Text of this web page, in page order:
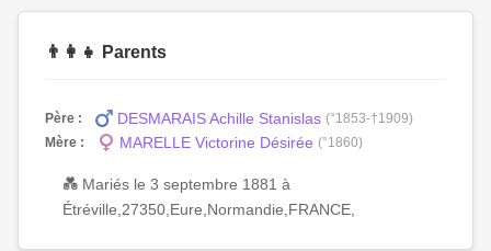
👨‍👩‍👧 Parents
Père : DESMARAIS Achille Stanislas (°1853-†1909)
Mère :
MARELLE Victorine Désirée (°1860)
💑 Mariés le 3 septembre 1881 à
Étréville,27350,Eure,Normandie,FRANCE,